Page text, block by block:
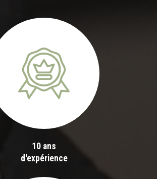
10 ans
d'expérience